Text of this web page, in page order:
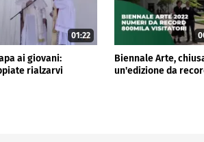
01:22
ai giovani:
rialzarvi
Biennale Arte,
un'edizione da